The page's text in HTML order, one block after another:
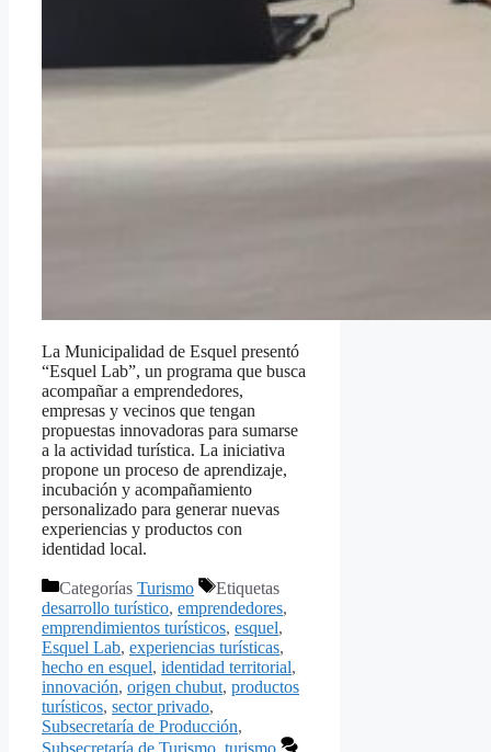
La Municipalidad de Esquel presentó
“Esquel Lab”, un programa que busca
acompañar a emprendedores,
empresas y vecinos que tengan
propuestas innovadoras para sumarse
a la actividad turística. La iniciativa
propone un proceso de aprendizaje,
incubación y acompañamiento
personalizado para generar nuevas
experiencias y productos con
identidad local.
Categorías Turismo
Etiquetas
desarrollo turístico, emprendedores,
emprendimientos turísticos, esquel,
Esquel Lab, experiencias turísticas,
hecho en esquel, identidad territorial,
innovación, origen chubut, productos
turísticos, sector privado,
Subsecretaría de Producción,
Subsecretaría de Turismo, turismo